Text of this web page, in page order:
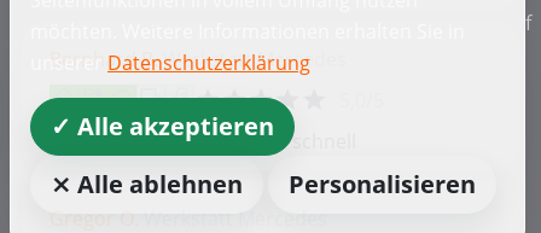
Bernhard B. Werkstatt Mercedes
Wie immer freundlich und schnell
Gregor O.
unserer Datenschutzerklärung
✓ Alle akzeptieren
⨯ Alle ablehnen
Personalisieren
f